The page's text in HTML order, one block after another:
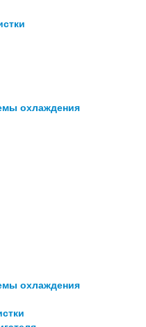
охлаждения
охлаждения